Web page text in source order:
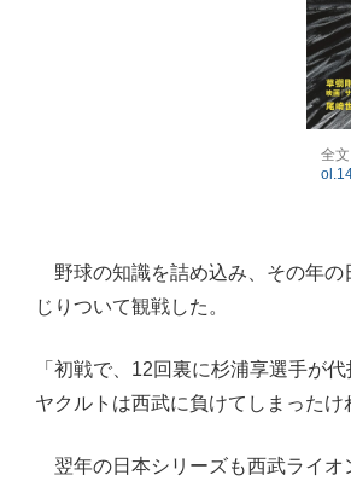
全
野球の知識を詰め込み、その年の
じりついて観戦した。
「初戦で、12回裏に杉浦享選手が
ヤクルトは西武に負けてしまったけ
翌年の日本シリーズも西武ライオ